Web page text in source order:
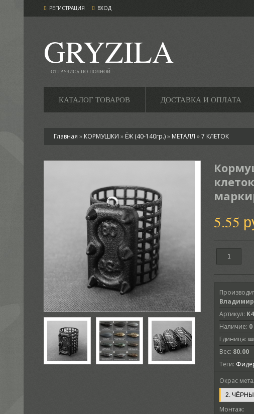
РЕГИСТРАЦИЯ ВХОД
GRYZILA
ОТГРУЗИСЬ ПО ПОЛНОЙ
КАТАЛОГ ТОВАРОВ ДОСТАВКА И ОПЛАТА
Главная » КОРМУШКИ » ЁЖ (40-140гр.)» МЕТАЛЛ »7 КЛЕТОК
5.55
Артикул:
Наличие: 0
Единица:
Вес: 80.00
Теги:
Окрас
Монтаж: